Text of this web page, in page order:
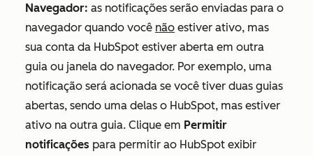
Navegador: as notificações serão enviadas para o
navegador quando você não estiver ativo, mas
sua conta da HubSpot estiver aberta em outra
guia ou janela do navegador. Por exemplo, uma
notificação será acionada se você tiver duas guias
abertas, sendo uma delas o HubSpot, mas estiver
ativo na outra guia. Clique em Permitir
notificações para permitir ao HubSpot exibir